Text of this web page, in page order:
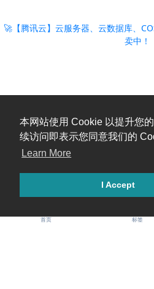
本网站使用 Cookie 以提升您
续访问即表示您同意我们的
Learn More
I Accept
🚀【腾讯云】云服务器、云数据库、
卖中！
首页 标签